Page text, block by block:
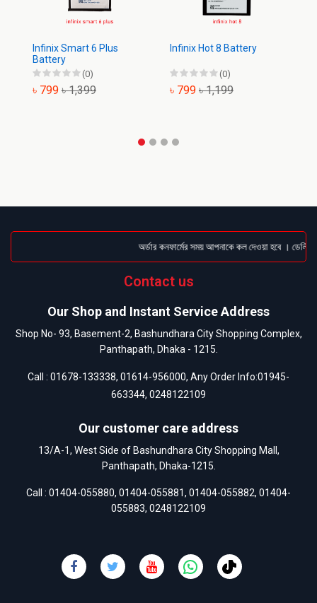
Infinix Smart 6 Plus
Battery
(0)
৳ 799 ৳ 1,399
Infinix Hot 8 Battery
(0)
৳ 799 ৳ 1,199
অর্ডার কনফার্মের সময় আপনাকে কল দেওয়া হবে ।
Contact us
Our Shop and Instant Service Address
Shop No- 93, Basement-2, Bashundhara City Shopping Complex,
Panthapath, Dhaka - 1215.
Call : 01678-133338, 01614-956000, Any Order Info:01945-
663344, 0248122109
Our customer care address
13/A-1, West Side of Bashundhara City Shopping Mall,
Panthapath, Dhaka-1215.
Call : 01404-055880, 01404-055881, 01404-055882, 01404-
055883, 0248122109